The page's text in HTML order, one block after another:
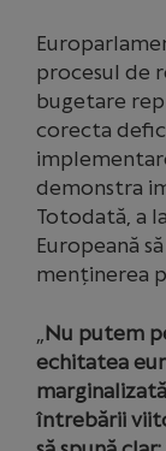
procesul de
bugetare
corecta
demonstra
Totodată, a
Europeană
menținerea
„Nu putem
echitatea
întrebării